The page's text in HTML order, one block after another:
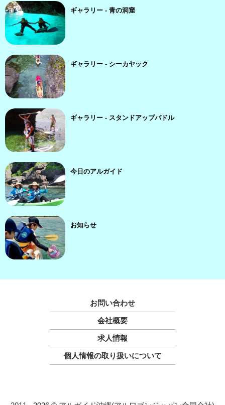
ギャラリー - 青の洞窟
ギャラリー - シーカヤック
ギャラリー - スタンドアップパドル
今日のアルガイド
お知らせ
お問い合わせ
会社概要
求人情報
個人情報の取り扱いについて